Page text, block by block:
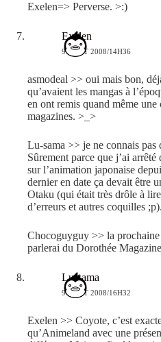
Exelen=> Perverse. >:)
Exelen
9 AOÛT 2008/14H36
asmodeal >> oui mais bon,
qu’avaient les mangas à
en ont remis quand même une
magazines. >_>
Lu-sama >> je ne connais
Sûrement parce que j’ai arrêté
sur l’animation japonaise
dernier en date ça devait être
Otaku (qui était très drôle à
d’erreurs et autres coquilles ;p).
Chocoguyguy >> la
parlerai du Dorothée
Lu-sama
9 AOÛT 2008/16H32
Exelen >> Coyote, c’est
qu’Animeland avec une